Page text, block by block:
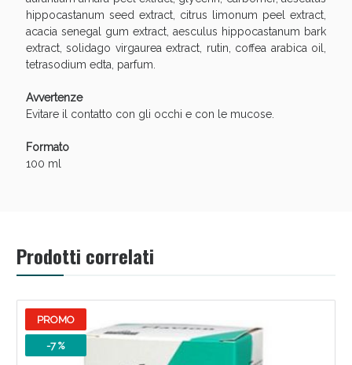
hippocastanum seed extract, citrus limonum peel extract,
acacia senegal gum extract, aesculus hippocastanum bark
extract, solidago virgaurea extract, rutin, coffea arabica oil,
tetrasodium edta, parfum.
Avvertenze
Evitare il contatto con gli occhi e con le mucose.
Formato
100 ml
Prodotti correlati
PROMO
-7 %
Vie Urinarie e Prostata: Sconti fino al 45% oggi!
oggi!